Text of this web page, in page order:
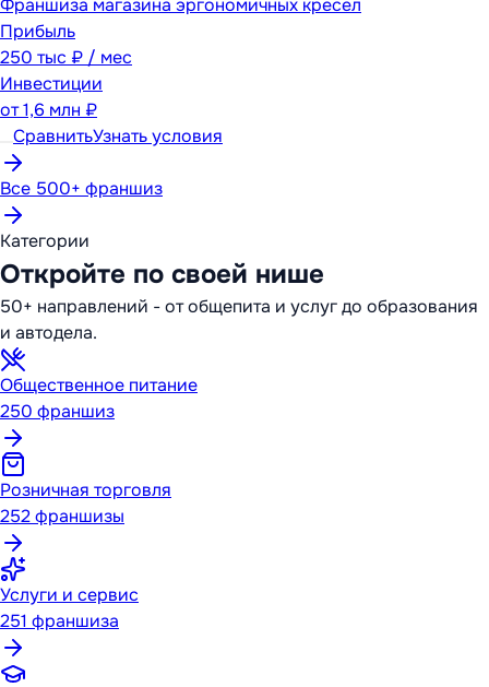
Франшиза магазина эргономичных кресел
Прибыль
250 тыс ₽ / мес
Инвестиции
от1,6 млн ₽
СравнитьУзнать условия
Все 500+ франшиз
Категории
Откройте по своей нише
50+ направлений - от общепита и услуг до образования
и автодела.
Общественное питание
250 франшиз
Розничная торговля
252франшизы
Услуги и сервис
251 франшиза